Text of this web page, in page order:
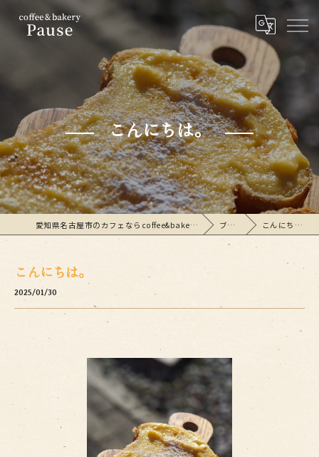
こんにちは。
愛知県名古屋市のカフェならcoffee&bakeryPause ブログ こんにちは。
こんにちは。
2025/01/30